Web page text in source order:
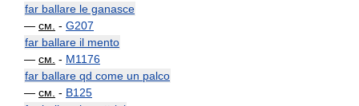
far ballare le ganasce
— см. - G207
far ballare il mento
— см. - M1176
far ballare qd come un palco
— см. - B125